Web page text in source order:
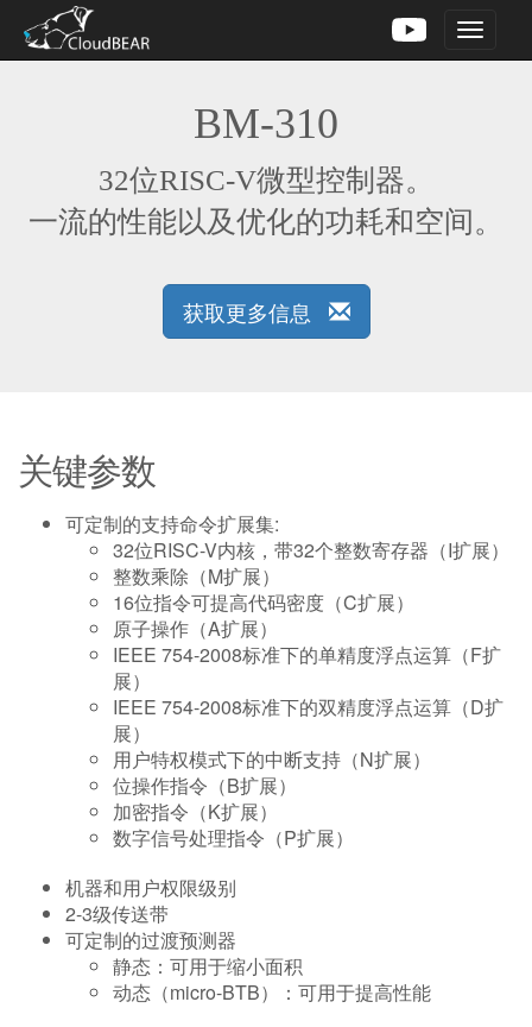
Toggle
BM-310
32位RISC-V微型控制器。
一流的性能以及优化的功耗和空间。
获取更多信息
关键参数
可定制的支持命令扩展集:
32位RISC-V内核，带32个整数寄存器（I扩展）
整数乘除（M扩展）
16位指令可提高代码密度（C扩展）
原子操作（A扩展）
IEEE 754-2008标准下的单精度浮点运算（F扩
展）
IEEE 754-2008标准下的双精度浮点运算（D扩
展）
用户特权模式下的中断支持（N扩展）
位操作指令（B扩展）
加密指令（K扩展）
数字信号处理指令（P扩展）
机器和用户权限级别
2-3级传送带
可定制的过渡预测器
静态：可用于缩小面积
动态（micro-BTB）：可用于提高性能